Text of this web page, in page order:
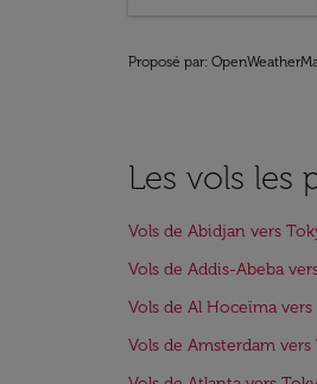
Proposé par:
Les vols les
Vols de Abidjan vers
Vols de Addis-Abeba
Vols de Al Hoceïma
Vols de Amsterdam vers